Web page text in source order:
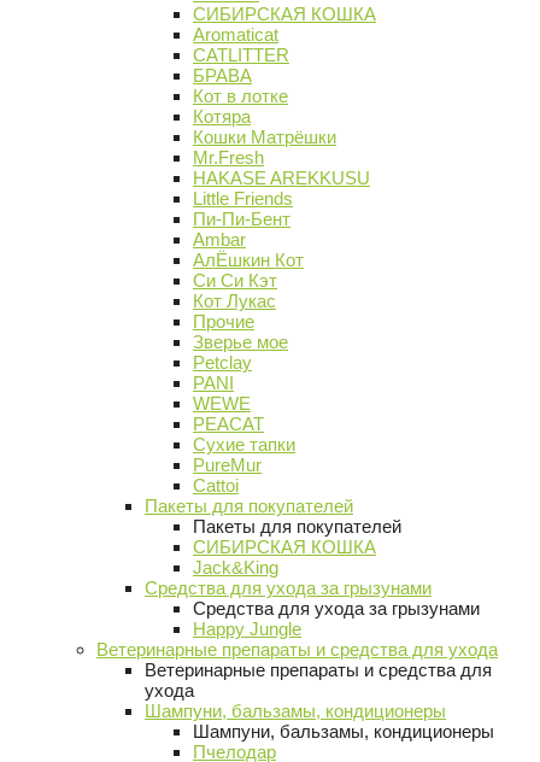
СИБИРСКАЯ КОШКА
Aromaticat
CATLITTER
БРАВА
Кот в лотке
Котяра
Кошки Матрёшки
Mr.Fresh
HAKASE AREKKUSU
Little Friends
Пи-Пи-Бент
Ambar
АлЁшкин Кот
Си Си Кэт
Кот Лукас
Прочие
Зверье мое
Petclay
PANI
WEWE
PEACAT
Сухие тапки
PureMur
Cattoi
Пакеты для покупателей
Пакеты для покупателей
СИБИРСКАЯ КОШКА
Jack&King
Средства для ухода за грызунами
Средства для ухода за грызунами
Happy Jungle
Ветеринарные препараты и средства для ухода
Ветеринарные препараты и средства для
ухода
Шампуни, бальзамы, кондиционеры
Шампуни, бальзамы, кондиционеры
Пчелодар